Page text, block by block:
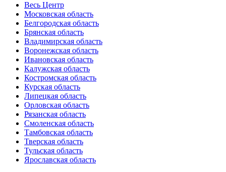
Весь Центр
Московская область
Белгородская область
Брянская область
Владимирская область
Воронежская область
Ивановская область
Калужская область
Костромская область
Курская область
Липецкая область
Орловская область
Рязанская область
Смоленская область
Тамбовская область
Тверская область
Тульская область
Ярославская область